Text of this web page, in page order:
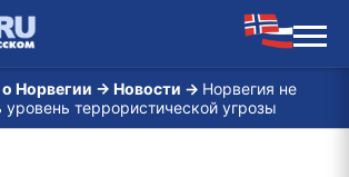
Норвегии → Новости → Норвегия не
террористической угрозы